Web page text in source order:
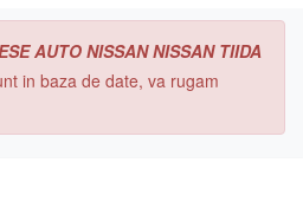
AUTO NISSAN NISSAN TIIDA
in baza de date, va rugam